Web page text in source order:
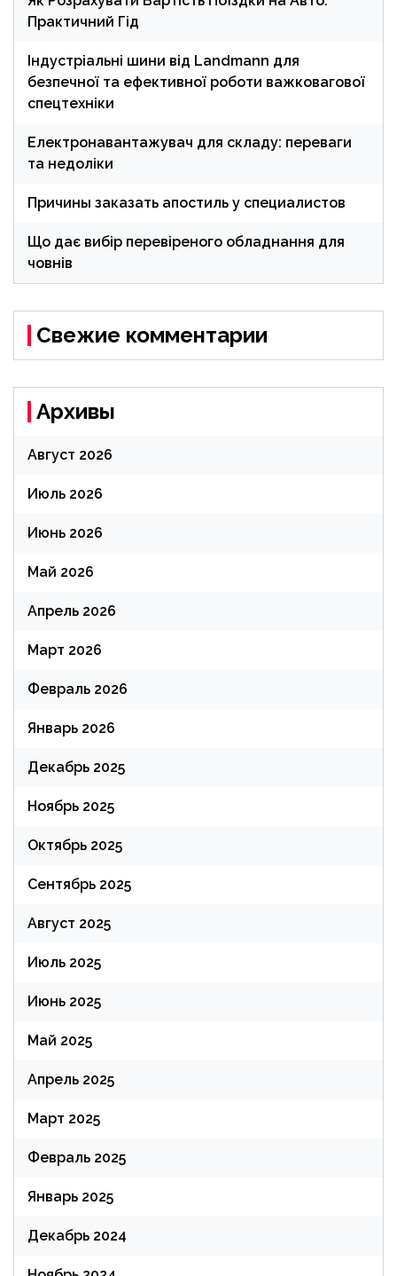
Практичний Гід
Індустріальні шини від Landmann для
безпечної та ефективної роботи важковагової
спецтехніки
Електронавантажувач для складу: переваги
та недоліки
Причины заказать апостиль у специалистов
Що дає вибір перевіреного обладнання для
човнів
Свежие комментарии
Архивы
Август 2026
Июль 2026
Июнь 2026
Май 2026
Апрель 2026
Март 2026
Февраль 2026
Январь 2026
Декабрь 2025
Ноябрь 2025
Октябрь 2025
Сентябрь 2025
Август 2025
Июль 2025
Июнь 2025
Май 2025
Апрель 2025
Март 2025
Февраль 2025
Январь 2025
Декабрь 2024